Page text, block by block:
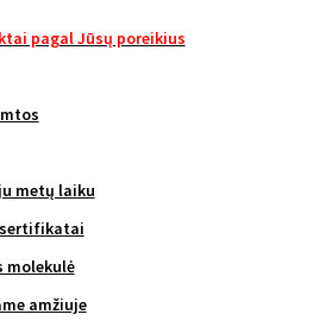
pagal Jūsų poreikius
metų laiku
sertifikatai
molekulė
amžiuje